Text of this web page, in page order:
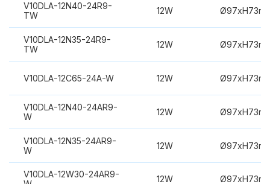
V10DLA-12N40-24R9-
TW
12W
V10DLA-12N35-24R9-
TW
12W
V10DLA-12C65-24A-W 12W
V10DLA-12N40-24AR9-
W
12W
V10DLA-12N35-24AR9-
W
12W
V10DLA-12W30-24AR9-
12W